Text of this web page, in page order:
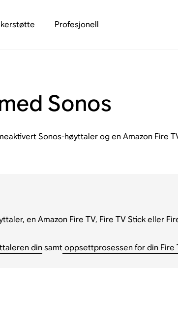
Profesjonell
Sonos
Sonos-høyttaler og en Amazon Fire
en Amazon Fire TV, Fire TV Stick eller
dinsamtoppsettprosessen for din Fire